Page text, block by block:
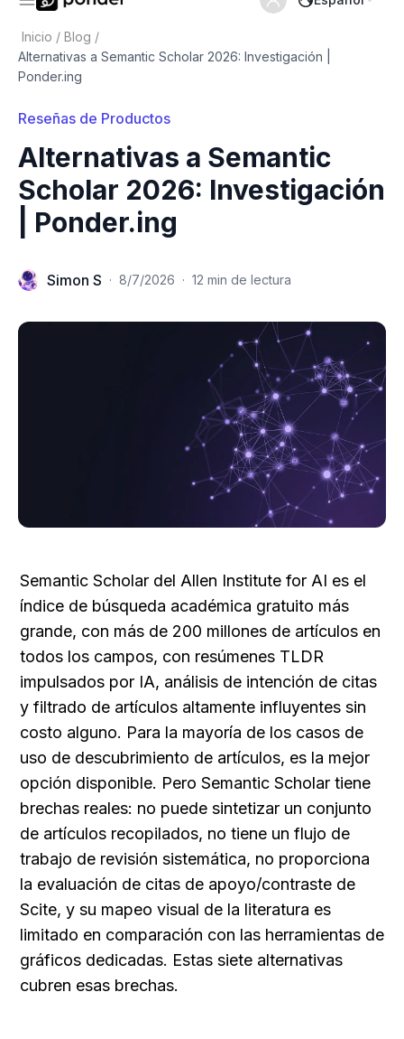
Inicio / Blog /
Alternativas a Semantic Scholar 2026: Investigación |
Ponder.ing
Reseñas de Productos
Alternativas a Semantic
Scholar 2026: Investigación
| Ponder.ing
Simon S · 8/7/2026 · 12 min de lectura
Semantic Scholar del Allen Institute for AI es el
índice de búsqueda académica gratuito más
grande, con más de 200 millones de artículos en
todos los campos, con resúmenes TLDR
impulsados por IA, análisis de intención de citas
y filtrado de artículos altamente influyentes sin
costo alguno. Para la mayoría de los casos de
uso de descubrimiento de artículos, es la mejor
opción disponible. Pero Semantic Scholar tiene
brechas reales: no puede sintetizar un conjunto
de artículos recopilados, no tiene un flujo de
trabajo de revisión sistemática, no proporciona
la evaluación de citas de apoyo/contraste de
Scite, y su mapeo visual de la literatura es
limitado en comparación con las herramientas de
gráficos dedicadas. Estas siete alternativas
cubren esas brechas.